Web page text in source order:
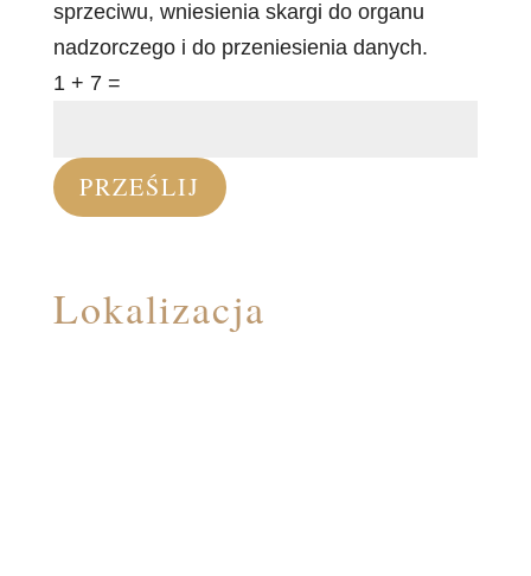
sprzeciwu, wniesienia skargi do organu
nadzorczego i do przeniesienia danych.
1 + 7=
PRZEŚLIJ
Lokalizacja